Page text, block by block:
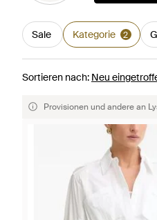
Sale Kategorie 2
Sortieren nach: Neu
Provisionen und andere an